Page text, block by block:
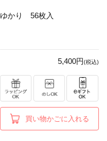
ゆかり 56枚入
5,400円(税込)
買い物かごに入れる